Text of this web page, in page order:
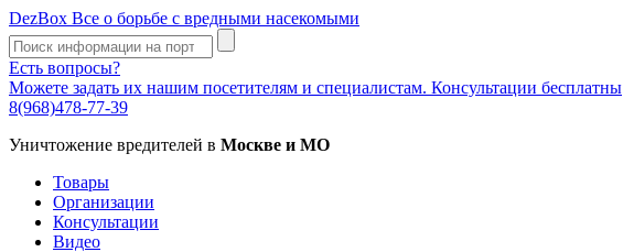
DezBox Все о борьбе с вредными насекомыми
Есть вопросы?
Можете задать их нашим посетителям и специалистам. Консультации бесплатны
8(968)478-77-39
Уничтожение вредителей в Москве и МО
Товары
Организации
Консультации
Видео